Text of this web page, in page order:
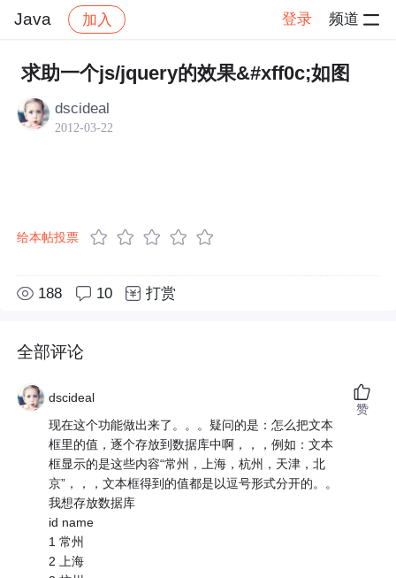
Java 加入 登录 频道
社区 Java 帖子详情
求助一个js/jquery的效果&#xff0c;如图
dscideal
2012-03-22
给本帖投票
188 10 打赏
全部评论
dscideal
现在这个功能做出来了。。。疑问的是：怎么把文本
框里的值，逐个存放到数据库中啊，，，例如：文本
框显示的是这些内容“常州，上海，杭州，天津，北
京”，，，文本框得到的值都是以逗号形式分开的。。
我想存放数据库
id name
1 常州
2 上海
赞